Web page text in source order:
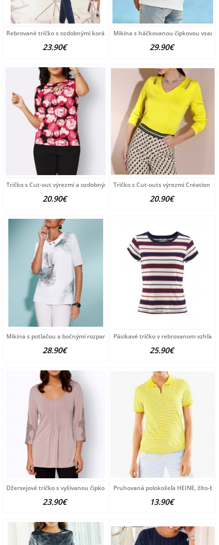
Rebrované tričko s ozdobnými korálkami Ashley Brooke,
23.90€
Mikina s háčkovanou čipkovou
29.90€
Tričko s Cut-out výrezmi a ozdobnými korálkami
20.90€
Tričko s Cut-outs výrezmi Création L,
20.90€
Mikina s potlačou a bočnými rozparkami Création
28.90€
Pásikavé tričko v rebrovanom
25.90€
Džersejové tričko s vyšívanou čipkou Fair Lady,
23.90€
Pruhovaná polokošeľa HEINE, žlto-
13.90€